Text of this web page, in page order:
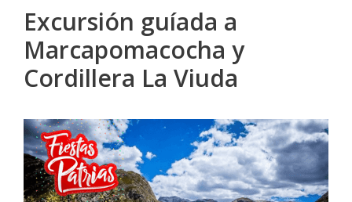
Excursión guíada a
Marcapomacocha y
Cordillera La Viuda